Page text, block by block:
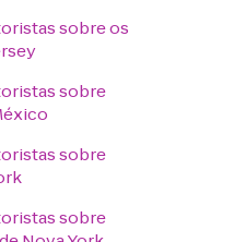
sobre os
sobre
sobre
sobre